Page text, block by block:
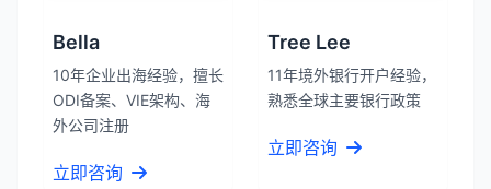
Bella
10年企业出海经验，擅长
ODI备案、VIE架构、海
外公司注册
立即咨询
Tree Lee
11年境外银行开户经验，
熟悉全球主要银行政策
立即咨询